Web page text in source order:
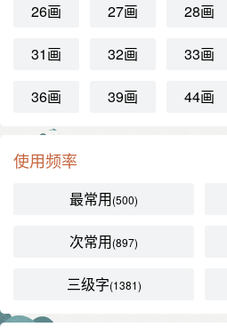
26画 27画 28画
31画 32画 33画
36画 39画 44画
使用频率
最常用(500)
次常用(897)
三级字(1381)